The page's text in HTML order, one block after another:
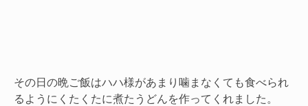
その日の晩ご飯はハハ様があまり噛まなくても食べられ
るようにくたくたに煮たうどんを作ってくれました。